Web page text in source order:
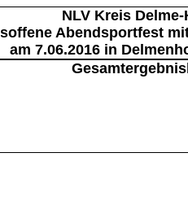
NLV Kreis Delme-
Abendsportfest
am 7.06.2016 in